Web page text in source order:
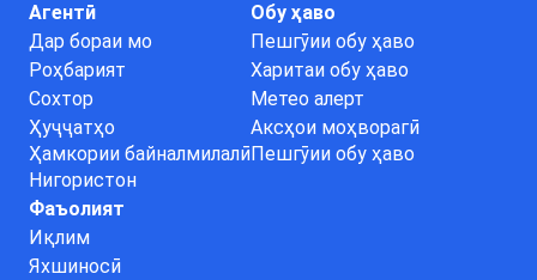
Агентӣ
Дар бораи мо
Роҳбарият
Сохтор
Ҳуҷҷатҳо
Ҳамкории байналмилалӣ
Нигористон
Обу ҳаво
Пешгӯии обу ҳаво
Харитаи обу ҳаво
Метео алерт
Аксҳои моҳворагӣ
Пешгӯии обу ҳаво
Фаъолият
Иқлим
Яхшиносӣ